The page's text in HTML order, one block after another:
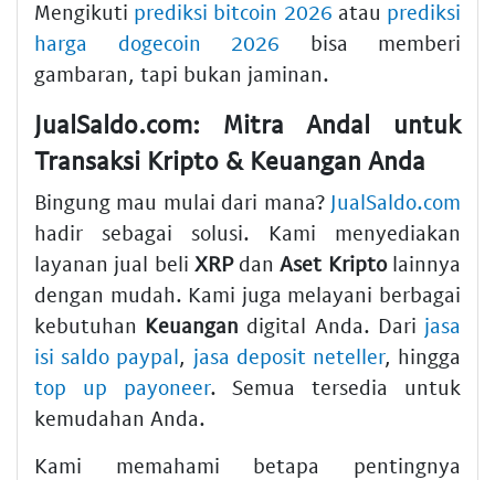
Mengikuti prediksi bitcoin 2026 atau prediksi
harga dogecoin 2026 bisa memberi
gambaran, tapi bukan jaminan.
JualSaldo.com: Mitra Andal untuk
Transaksi Kripto & Keuangan Anda
Bingung mau mulai dari mana? JualSaldo.com
hadir sebagai solusi. Kami menyediakan
layanan jual beli XRPdanAset Kriptolainnya
dengan mudah. Kami juga melayani berbagai
kebutuhan Keuangan digital Anda. Dari jasa
isi saldo paypal, jasa deposit neteller, hingga
top up payoneer. Semua tersedia untuk
kemudahan Anda.
Kami memahami betapa pentingnya